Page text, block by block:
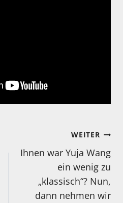
WEITER
Ihnen war Yuja Wang
ein wenig zu
„klassisch“? Nun,
dann nehmen wir